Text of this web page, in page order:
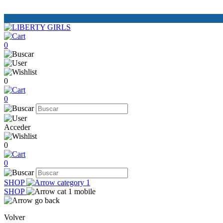
0
0
0
Acceder
0
0
SHOP
SHOP
Volver